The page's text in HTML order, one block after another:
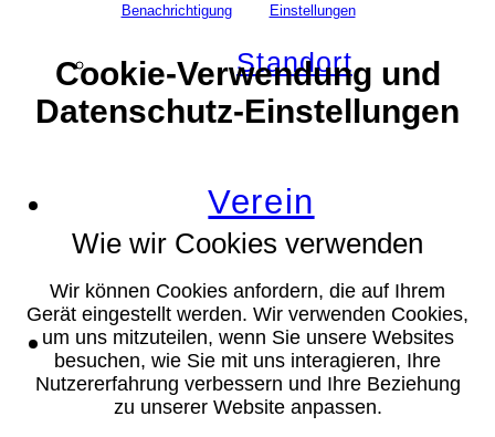
Standort
Verein
Suche
Benachrichtigung
Einstellungen
Cookie-Verwendung und
Datenschutz-Einstellungen
Wie wir Cookies verwenden
Wir können Cookies anfordern, die auf Ihrem
Gerät eingestellt werden. Wir verwenden Cookies,
um uns mitzuteilen, wenn Sie unsere Websites
besuchen, wie Sie mit uns interagieren, Ihre
Nutzererfahrung verbessern und Ihre Beziehung
zu unserer Website anpassen.